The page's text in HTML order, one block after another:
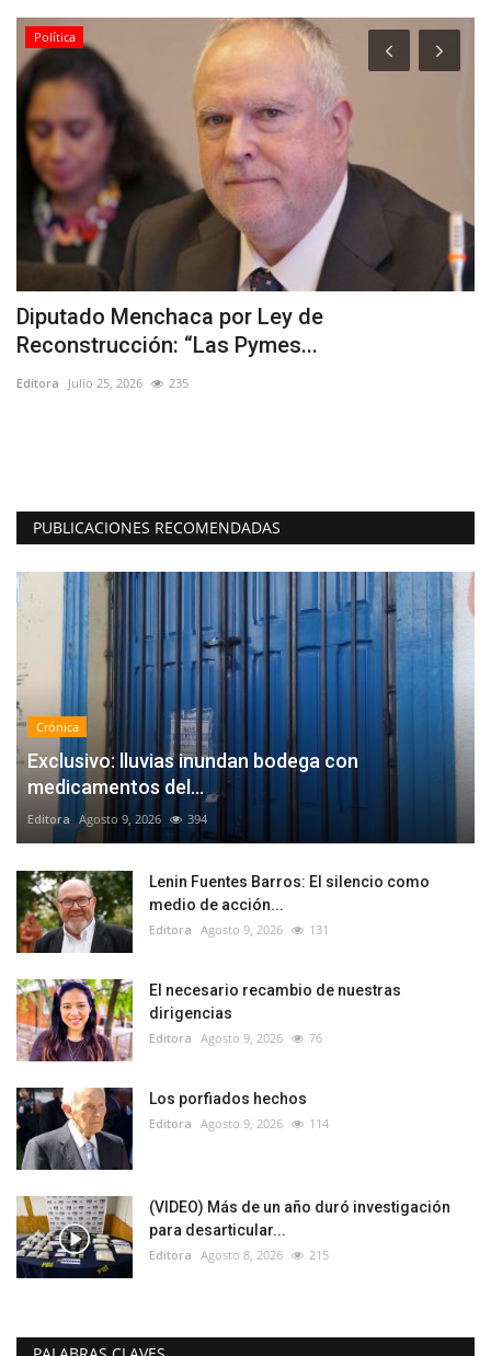
Política
Diputado Menchaca por Ley de
Reconstrucción: “Las Pymes...
Editora Julio 25, 2026 235
PUBLICACIONES RECOMENDADAS
Crónica
Exclusivo: lluvias inundan bodega con
medicamentos del...
Editora Agosto 9, 2026 394
Lenin Fuentes Barros: El silencio como
medio de acción...
Editora Agosto 9, 2026 131
El necesario recambio de nuestras
dirigencias
Editora Agosto 9, 2026 76
Los porfiados hechos
Editora Agosto 9, 2026 114
(VIDEO) Más de un año duró investigación
para desarticular...
Editora Agosto 8, 2026 215